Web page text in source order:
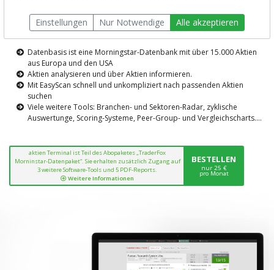
Die Aktienanalyse-Plattform von
TraderFox
Datenbasis ist eine Morningstar-Datenbank mit über 15.000 Aktien
aus Europa und den USA
Aktien analysieren und über Aktien informieren.
Mit EasyScan schnell und unkompliziert nach passenden Aktien
suchen
Viele weitere Tools: Branchen- und Sektoren-Radar, zyklische
Auswertunge, Scoring-Systeme, Peer-Group- und Vergleichscharts....
aktien Terminal ist Teil des Abopaketes „TraderFox
Morninstar-Datenpaket“. Sie erhalten zusätzlich Zugang auf
3 weitere Software-Tools und 5 PDF-Reports.
Weitere Informationen
BESTELLEN
nur 25 €
pro Monat
Einstellungen Nur Notwendige Alle akzeptieren